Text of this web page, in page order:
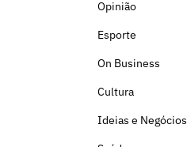
Opinião
Esporte
On Business
Cultura
Ideias e Negócios